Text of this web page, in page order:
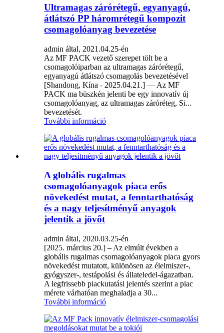
Ultramagas zárórétegű, egyanyagú,
átlátszó PP háromrétegű kompozit
csomagolóanyag bevezetése
admin által, 2021.04.25-én
Az MF PACK vezető szerepet tölt be a
csomagolóiparban az ultramagas zárórétegű,
egyanyagú átlátszó csomagolás bevezetésével
[Shandong, Kína - 2025.04.21.] — Az MF
PACK ma büszkén jelenti be egy innovatív új
csomagolóanyag, az ultramagas záróréteg, Si...
bevezetését.
További információ
A globális rugalmas
csomagolóanyagok piaca erős
növekedést mutat, a fenntarthatóság
és a nagy teljesítményű anyagok
jelentik a jövőt
admin által, 2020.03.25-én
[2025. március 20.] – Az elmúlt években a
globális rugalmas csomagolóanyagok piaca gyors
növekedést mutatott, különösen az élelmiszer-,
gyógyszer-, testápolási és állateledel-ágazatban.
A legfrissebb piackutatási jelentés szerint a piac
mérete várhatóan meghaladja a 30...
További információ